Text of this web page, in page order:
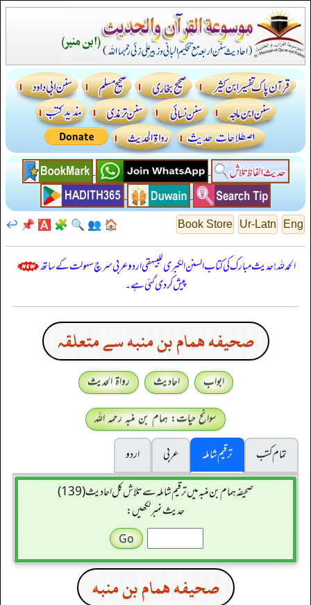
Eng
Ur-Latn
Book Store
🏠
👥
🔍
🧩
🅰️
📌
↩️
الحمدللہ! حدیث مبارک کی کتاب السنن الكبرى للبيهقي اردو عربی سرچ سہولت کے ساتھ
پیش کر دی گئی ہے۔
صحيفه همام بن منبه سے متعلقہ
ابواب احادیث
رواۃ الحدیث
سوانح حیات: ہمام بن منبہ رحمہ اللہ
تمام کتب
ترقیم شاملہ عربی
اردو
صحیفہ ہمام بن منبہ میں ترقیم شاملہ سے تلاش کل احادیث (139)
حدیث نمبر لکھیں:
صحيفه همام بن منبه